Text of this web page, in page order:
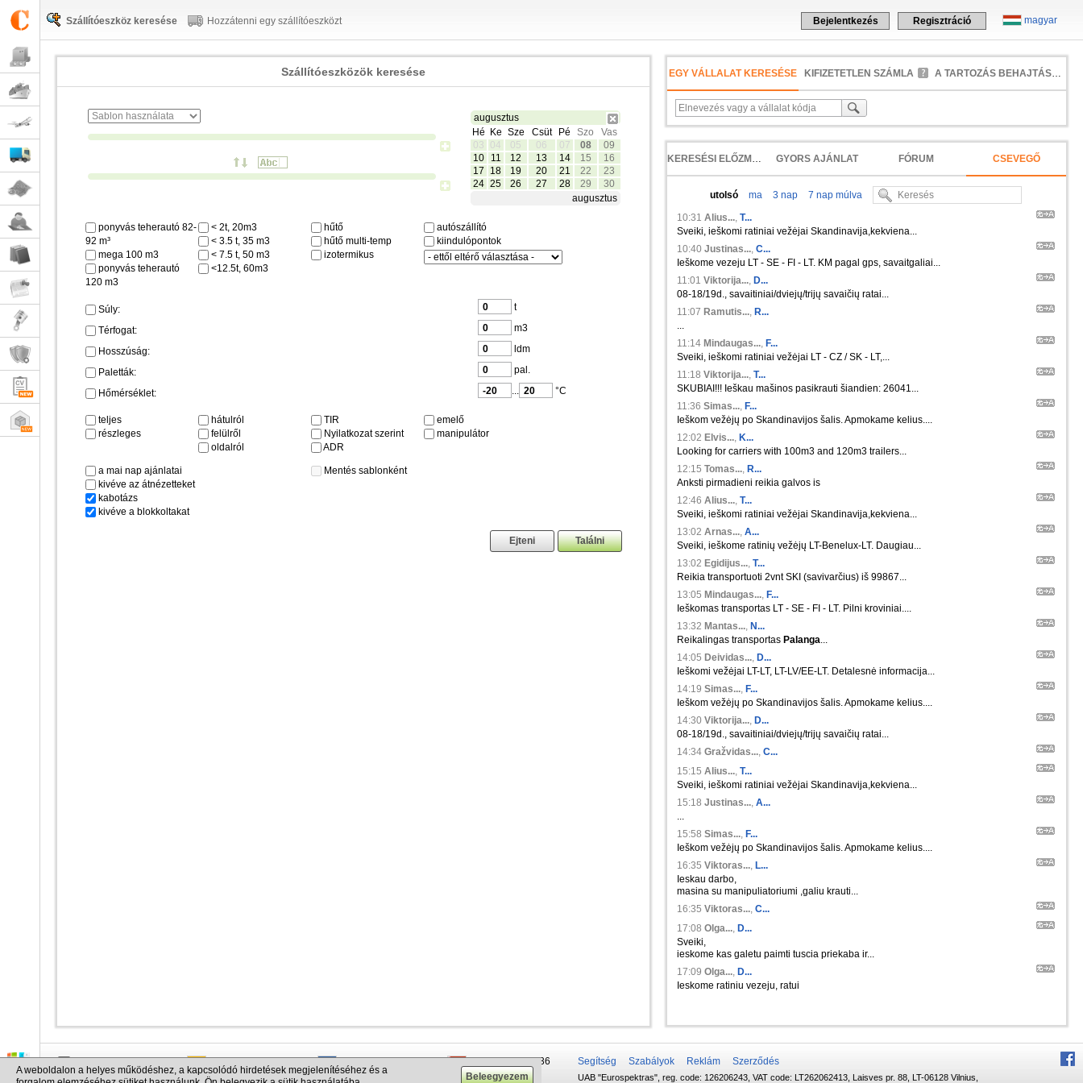
magyar
Bejelentkezés Regisztráció
Szállítóeszköz keresése Hozzátenni egy szállítóeszközt
Szállítóeszközök keresése
augusztus
Hé
Ke Sze Csüt Pé Szo
Vas
03
04 05 06 07 08
09
10
11 12 13 14 15
16
17
18 19 20 21 22
23
24 25 26 27 28 29
30
augusztus
ponyvás teherautó 82-
92 m³
mega 100 m3
ponyvás teherautó
120 m3
< 2t, 20m3
< 3.5 t, 35 m3
< 7.5 t, 50 m3
<12.5t, 60m3
hűtő
hűtő multi-temp
izotermikus
autószállító
kiindulópontok
Súly: t
Térfogat: m3
Hosszúság: ldm
Paletták: pal.
Hőmérséklet: °C
teljes
részleges
hátulról
felülről
oldalról
TIR
Nyilatkozat szerint
ADR
emelő
manipulátor
a mai nap ajánlatai
kivéve az átnézetteket
kabotázs
kivéve a blokkoltakat
Mentés sablonként
EGY VÁLLALAT KERESÉSE KIFIZETETLEN SZÁMLA A TARTOZÁS BEHAJTÁSA
KERESÉSI ELŐZMÉNYEK GYORS AJÁNLAT FÓRUM CSEVEGŐ
utolsó ma 3 nap
7 nap múlva
10:31 Alius..., T...
Sveiki, ieškomi ratiniai vežėjai Skandinavija,kekviena...
10:40 Justinas..., C...
Ieškome vezeju LT - SE - FI - LT. KM pagal gps, savaitgaliai...
11:01 Viktorija..., D...
08-18/19d., savaitiniai/dviejų/trijų savaičių ratai...
11:07 Ramutis..., R...
...
11:14 Mindaugas..., F...
Sveiki, ieškomi ratiniai vežėjai LT - CZ / SK - LT,...
11:18 Viktorija..., T...
SKUBIAI!!! Ieškau mašinos pasikrauti šiandien: 26041...
11:36 Simas..., F...
Ieškom vežėjų po Skandinavijos šalis. Apmokame kelius....
12:02 Elvis..., K...
Looking for carriers with 100m3 and 120m3 trailers...
12:15 Tomas..., R...
Anksti pirmadieni reikia galvos is
12:46 Alius..., T...
Sveiki, ieškomi ratiniai vežėjai Skandinavija,kekviena...
13:02 Arnas..., A...
Sveiki, ieškome ratinių vežėjų LT-Benelux-LT. Daugiau...
13:02 Egidijus..., T...
Reikia transportuoti 2vnt SKI (savivarčius) iš 99867...
13:05 Mindaugas..., F...
Ieškomas transportas LT - SE - FI - LT. Pilni kroviniai....
13:32 Mantas..., N...
Reikalingas transportas Palanga...
14:05 Deividas..., D...
Ieškomi vežėjai LT-LT, LT-LV/EE-LT. Detalesnė informacija...
14:19 Simas..., F...
Ieškom vežėjų po Skandinavijos šalis. Apmokame kelius....
14:30 Viktorija..., D...
08-18/19d., savaitiniai/dviejų/trijų savaičių ratai...
14:34 Gražvidas..., C...
15:15 Alius..., T...
Sveiki, ieškomi ratiniai vežėjai Skandinavija,kekviena...
15:18 Justinas..., A...
...
15:58 Simas..., F...
Ieškom vežėjų po Skandinavijos šalis. Apmokame kelius....
16:35 Viktoras..., L...
Ieskau darbo,
masina su manipuliatoriumi ,galiu krauti...
16:35 Viktoras..., C...
17:08 Olga..., D...
Sveiki,
ieskome kas galetu paimti tuscia priekaba ir...
17:09 Olga..., D...
Ieskome ratiniu vezeju, ratui
info@cargo.lt
+370 655 17777
+380 50 337-20-47
+375 29 679-1236
Segítség Szabályok Reklám Szerződés
UAB "Eurospektras", reg. code: 126206243, VAT code: LT262062413, Laisves pr. 88, LT-06128 Vilnius,
A weboldalon a helyes működéshez, a kapcsolódó hirdetések megjelenítéséhez és a